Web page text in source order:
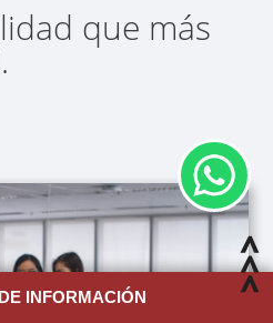
que más
INFORMACIÓN